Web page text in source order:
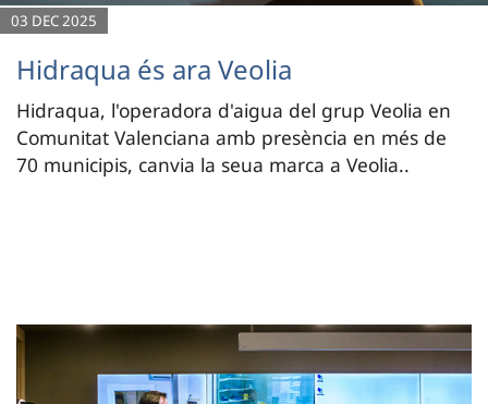
03 DEC 2025
Hidraqua és ara Veolia
Hidraqua, l'operadora d'aigua del grup Veolia en
Comunitat Valenciana amb presència en més de
70 municipis, canvia la seua marca a Veolia..